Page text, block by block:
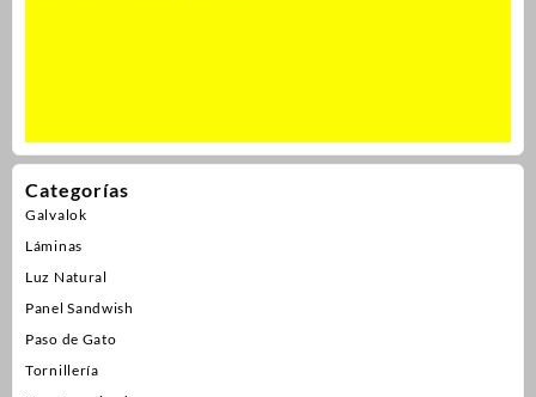
Categorías
Galvalok
Láminas
Luz Natural
Panel Sandwish
Paso de Gato
Tornillería